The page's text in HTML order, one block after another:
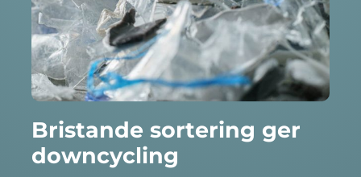
Bristande sortering ger
downcycling